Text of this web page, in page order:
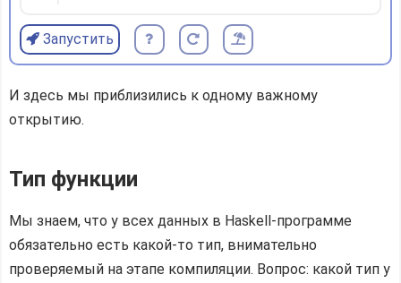
Запустить
И здесь мы приблизились к одному важному
открытию.
Тип функции
Мы знаем, что у всех данных в Haskell-программе
обязательно есть какой-то тип, внимательно
проверяемый на этапе компиляции. Вопрос: какой тип у